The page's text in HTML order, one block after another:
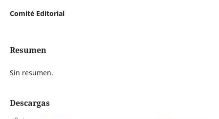
Comité Editorial
Resumen
Sin resumen.
Descargas